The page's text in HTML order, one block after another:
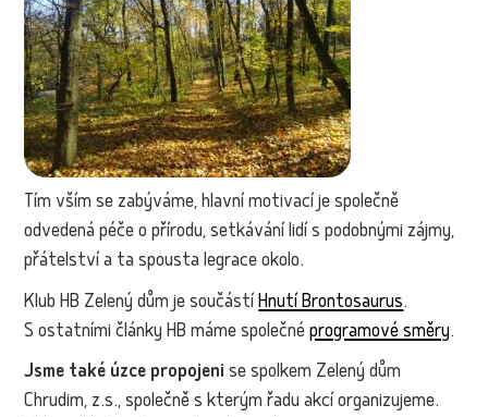
Tím vším se zabýváme, hlavní motivací je společně
odvedená péče o přírodu, setkávání lidí s podobnými zájmy,
přátelství a ta spousta legrace okolo.
Klub HB Zelený dům je součástíHnutí Brontosaurus.
S ostatními články HB máme společnéprogramové směry.
Jsme také úzce propojeni se spolkem Zelený dům
Chrudim, z.s., společně s kterým řadu akcí organizujeme.